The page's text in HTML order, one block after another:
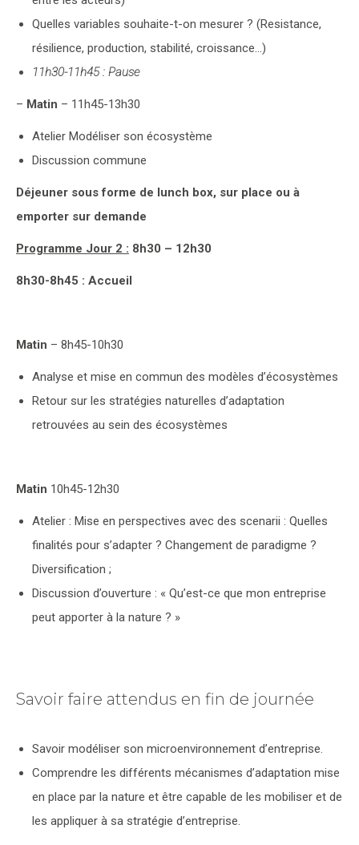
Quelles variables souhaite-t-on mesurer ? (Resistance,
résilience, production, stabilité, croissance…)
11h30-11h45 : Pause
– Matin – 11h45-13h30
Atelier Modéliser son écosystème
Discussion commune
Déjeuner sous forme de lunch box, sur place ou à
emporter sur demande
Programme Jour 2 : 8h30 – 12h30
8h30-8h45 : Accueil
Matin – 8h45-10h30
Analyse et mise en commun des modèles d’écosystèmes
Retour sur les stratégies naturelles d’adaptation
retrouvées au sein des écosystèmes
Matin 10h45-12h30
Atelier : Mise en perspectives avec des scenarii : Quelles
finalités pour s’adapter ? Changement de paradigme ?
Diversification ;
Discussion d’ouverture : « Qu’est-ce que mon entreprise
peut apporter à la nature ? »
Savoir faire attendus en fin de journée
Savoir modéliser son microenvironnement d’entreprise.
Comprendre les différents mécanismes d’adaptation mise
en place par la nature et être capable de les mobiliser et de
les appliquer à sa stratégie d’entreprise.